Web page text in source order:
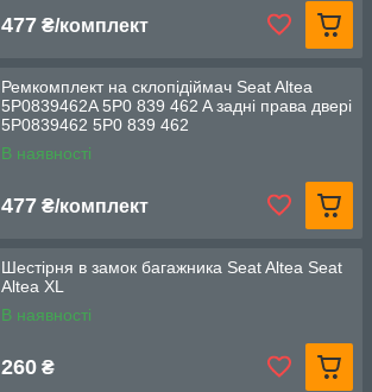
477 ₴/комплект
Ремкомплект на склопідіймач Seat Altea
5P0839462A 5P0 839 462 A задні права двері
5P0839462 5P0 839 462
В наявності
477 ₴/комплект
Шестірня в замок багажника Seat Altea Seat
Altea XL
В наявності
260 ₴